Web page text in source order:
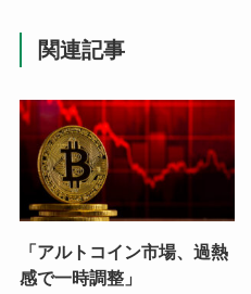
関連記事
「アルトコイン市場、過熱
感で一時調整」